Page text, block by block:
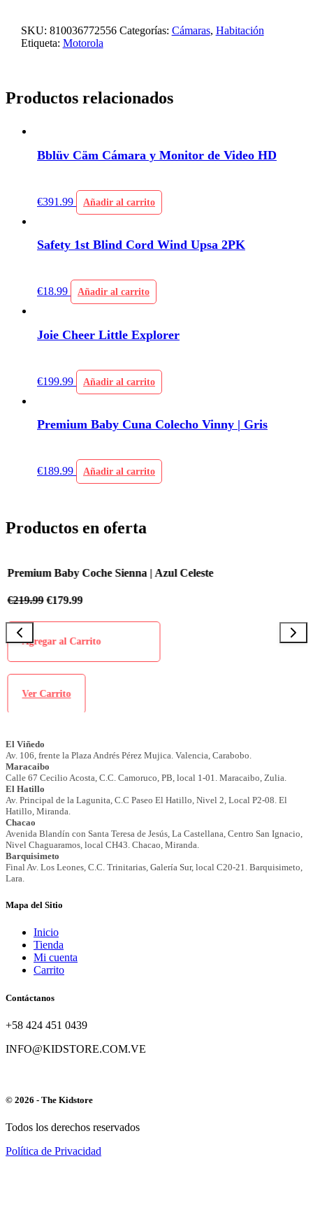
SKU: 810036772556 Categorías: Cámaras, Habitación
Etiqueta: Motorola
Productos relacionados
Bblüv Cäm Cámara y Monitor de Video HD
€391.99 Añadir al carrito
Safety 1st Blind Cord Wind Upsa 2PK
€18.99 Añadir al carrito
Joie Cheer Little Explorer
€199.99 Añadir al carrito
Premium Baby Cuna Colecho Vinny | Gris
€189.99 Añadir al carrito
Productos en oferta
Premium Baby Coche Sienna | Azul Celeste
€219.99 €179.99
Agregar al Carrito
Ver Carrito
Mapa del Sitio
Inicio
Tienda
Mi cuenta
Carrito
Contáctanos
+58 424 451 0439
INFO@KIDSTORE.COM.VE
© 2026 - The Kidstore
Todos los derechos reservados
Política de Privacidad